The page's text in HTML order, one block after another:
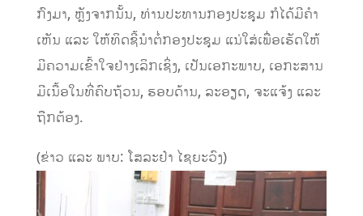
ກົງມາ, ຫຼັງຈາກນັ້ນ, ທ່ານປະທານກອງປະຊຸມ ກໍໄດ້ມີຄຳ
ເຫັນ ແລະ ໃຫ້ທິດຊີ້ນໍາຕໍ່ກອງປະຊຸມ ແນ່ໃສ່ເພື່ອເຮັດໃຫ້
ມີຄວາມເຂົ້າໃຈຢ່າງເລິກເຊິ່ງ, ເປັນເອກະພາບ, ເອກະສານ
ມີເນື້ອໃນທີ່ຄົບຖ້ວນ, ຮອບດ້ານ, ລະອຽດ, ຈະແຈ້ງ ແລະ
ຖືກຕ້ອງ.
(ຂ່າວ ແລະ ພາບ: ໂສລະຢ໋າ ໄຊຍະວົງ)